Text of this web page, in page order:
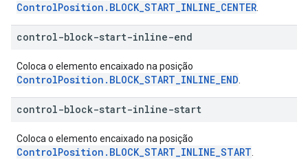
ControlPosition.BLOCK_START_INLINE_CENTER
control-block-start-inline-end
Coloca o elemento encaixado na posição
ControlPosition.BLOCK_START_INLINE_END
control-block-start-inline-start
Coloca o elemento encaixado na posição
ControlPosition.BLOCK_START_INLINE_START